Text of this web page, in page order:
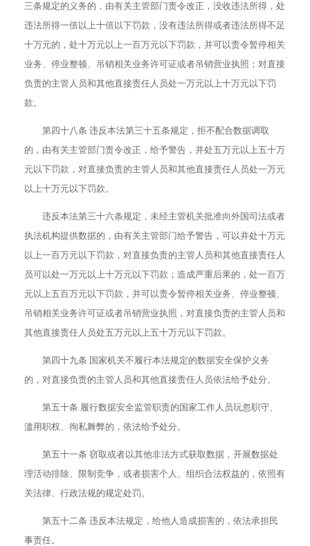
三条规定的义务的，由有关主管部门责令改正，没收违法所得，处
违法所得一倍以上十倍以下罚款，没有违法所得或者违法所得不足
十万元的，处十万元以上一百万元以下罚款，并可以责令暂停相关
业务、停业整顿、吊销相关业务许可证或者吊销营业执照；对直接
负责的主管人员和其他直接责任人员处一万元以上十万元以下罚
款。
第四十八条 违反本法第三十五条规定，拒不配合数据调取
的，由有关主管部门责令改正，给予警告，并处五万元以上五十万
元以下罚款，对直接负责的主管人员和其他直接责任人员处一万元
以上十万元以下罚款。
违反本法第三十六条规定，未经主管机关批准向外国司法或者
执法机构提供数据的，由有关主管部门给予警告，可以并处十万元
以上一百万元以下罚款，对直接负责的主管人员和其他直接责任人
员可以处一万元以上十万元以下罚款；造成严重后果的，处一百万
元以上五百万元以下罚款，并可以责令暂停相关业务、停业整顿、
吊销相关业务许可证或者吊销营业执照，对直接负责的主管人员和
其他直接责任人员处五万元以上五十万元以下罚款。
第四十九条 国家机关不履行本法规定的数据安全保护义务
的，对直接负责的主管人员和其他直接责任人员依法给予处分。
第五十条 履行数据安全监管职责的国家工作人员玩忽职守、
滥用职权、徇私舞弊的，依法给予处分。
第五十一条 窃取或者以其他非法方式获取数据，开展数据处
理活动排除、限制竞争，或者损害个人、组织合法权益的，依照有
关法律、行政法规的规定处罚。
第五十二条 违反本法规定，给他人造成损害的，依法承担民
事责任。